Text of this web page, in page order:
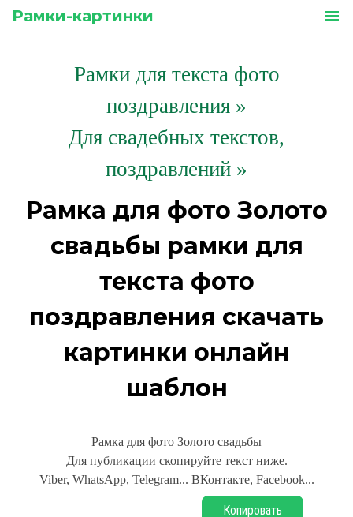
Рамки-картинки menu
Рамки для текста фото
поздравления »
Для свадебных текстов,
поздравлений »
Рамка для фото Золото
свадьбы рамки для
текста фото
поздравления скачать
картинки онлайн
шаблон
Рамка для фото Золото свадьбы
Для публикации скопируйте текст ниже.
Viber, WhatsApp, Telegram... ВКонтакте, Facebook...
Копировать